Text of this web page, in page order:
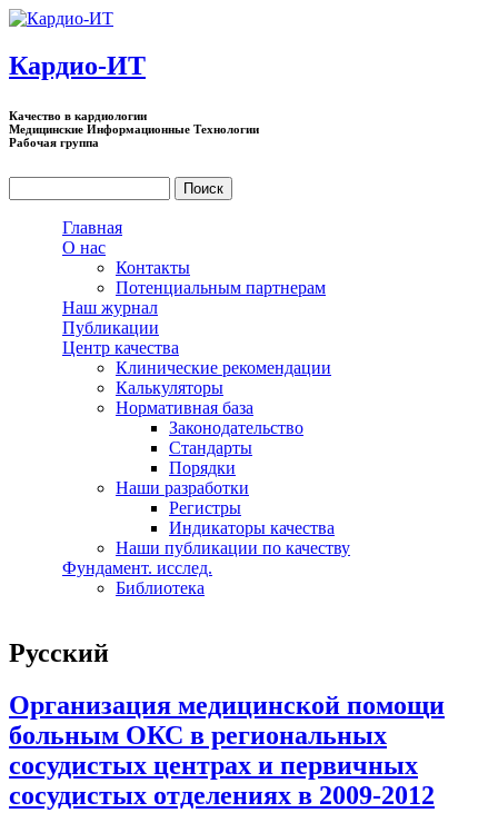
Перейти к основному содержанию
Кардио-ИТ
Качество в кардиологии
Медицинские Информационные Технологии
Рабочая группа
Главная
О нас
Контакты
Потенциальным партнерам
Наш журнал
Публикации
Центр качества
Клинические рекомендации
Калькуляторы
Нормативная база
Законодательство
Стандарты
Порядки
Наши разработки
Регистры
Индикаторы качества
Наши публикации по качеству
Фундамент. исслед.
Библиотека
Русский
Организация медицинской помощи
больным ОКС в региональных
сосудистых центрах и первичных
сосудистых отделениях в 2009-2012